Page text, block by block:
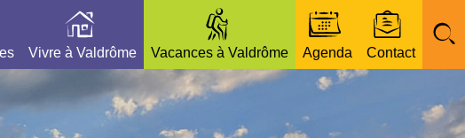
Vivre à Valdrôme Vacances à Valdrôme Agenda Contact